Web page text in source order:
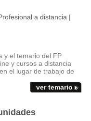
a distancia |
y el temario del FP
y cursos a distancia
el lugar de trabajo de
ver temario